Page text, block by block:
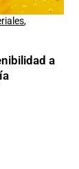
,
a